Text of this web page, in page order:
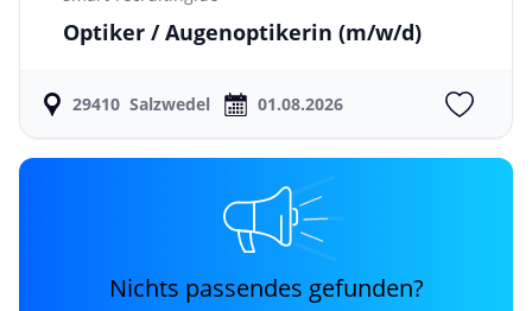
Optiker / Augenoptikerin (m/w/d)
29410 Salzwedel 01.08.2026
Nichts passendes gefunden?